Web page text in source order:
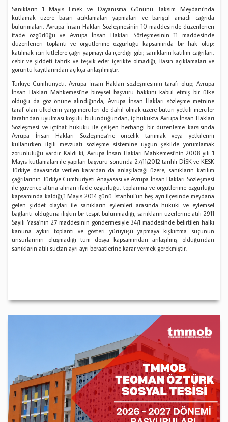
Sanıkların 1 Mayıs Emek ve Dayanısma Gününü Taksim Meydanı’nda
kutlamak üzere basın açıklamaları yapmaları ve barışçıl amaçlı çağrıda
bulunmaları, Avrupa İnsan Hakları Sözleşmesinin 10 maddesinde düzenlenen
ifade özgürlüğü ve Avrupa İnsan Hakları Sözleşmesinin 11 maddesinde
düzenlenen toplantı ve örgütlenme özgürlüğü kapsamında bir hak olup;
katılmak için kitlelere çağrı yapmayı da içerdiği gibi; sanıkların katılım çağrıları,
cebir ve şiddeti tahrik ve teşvik eder içerikte olmadığı, Basın açıklamaları ve
görüntü kayıtlarından açıkça anlaşılmıştır.
Türkiye Cumhuriyeti, Avrupa İnsan Hakları sözleşmesinin tarafı olup; Avrupa
İnsan Hakları Mahkemesi'ne bireysel başvuru hakkını kabul etmiş bir ülke
olduğu da göz önüne alındığında; Avrupa İnsan Hakları sözleşme metnine
taraf olan ülkelerin yargı mercileri de dahil olmak üzere bütün yetkili merciler
tarafından uyulması koşulu bulunduğundan; iç hukukta Avrupa İnsan Hakları
Sözleşmesi ve içtihat hukuku ile çelişen herhangi bir düzenleme karsısında
Avrupa İnsan Hakları Sözleşmesi’ne öncelik tanımak veya yetkilerini
kullanırken ilgili mevzuatı sözleşme sistemine uygun şekilde yorumlamak
zorunluluğu vardır. Kaldı ki; Avrupa İnsan Hakları Mahkemesi’nin 2008 yılı 1
Mayıs kutlamaları ile yapılan başvuru sonunda 27/11/2012 tarihli DİSK ve KESK
Türkiye davasında verilen karardan da anlaşılacağı üzere; sanıkların katılım
çağrılarının Türkiye Cumhuriyeti Anayasası ve Avrupa İnsan Hakları Sözleşmesi
ile güvence altına alınan ifade özgürlüğü, toplanma ve örgütlenme özgürlüğü
kapsamında kaldığı,1 Mayıs 2014 günü İstanbul'un beş ayrı ilçesinde meydana
gelen şiddet olayları ile sanıkların eylemleri arasında hukuki ve eylemsel
bağlantı olduğuna ilişkin bir tespit bulunmadığı, sanıkların üzerlerine atılı 2911
Sayılı Yasa’nın 27 maddesinin göndermesiyle 34/1 maddesinde belirtilen halkı
kanuna aykırı toplantı ve gösteri yürüyüşü yapmaya kışkırtma suçunun
unsurlarının oluşmadığı tüm dosya kapsamından anlaşılmış olduğundan
sanıkların atılı suçtan ayrı ayrı beraatlerine karar vermek gerekmiştir.